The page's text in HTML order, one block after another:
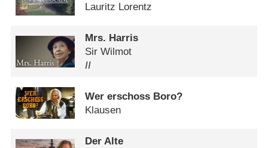
Lauritz Lorentz
Mrs. Harris
Sir Wilmot
II
Wer erschoss Boro?
Klausen
Der Alte